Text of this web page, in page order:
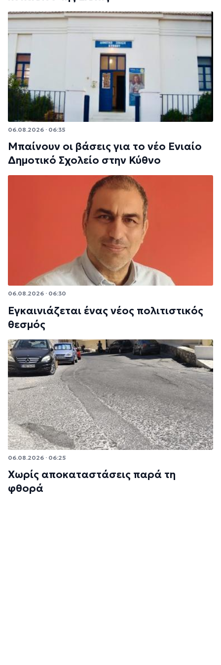
06.08.2026 · 06:35
Μπαίνουν οι βάσεις για το νέο Ενιαίο
Δημοτικό Σχολείο στην Κύθνο
06.08.2026 · 06:30
Εγκαινιάζεται ένας νέος πολιτιστικός
θεσμός
06.08.2026 · 06:25
Χωρίς αποκαταστάσεις παρά τη
φθορά